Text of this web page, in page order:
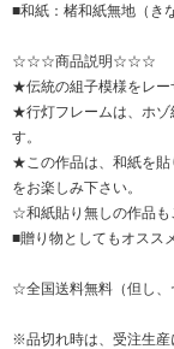
■和紙：楮和紙無地（き
☆☆☆商品説明☆☆☆
★伝統の組子模様をレー
★行灯フレームは、ホゾ
す。
★この作品は、和紙を貼
をお楽しみ下さい。
☆和紙貼り無しの作品も
■贈り物としてもオスス
☆全国送料無料（但し、
※品切れ時は、受注生産